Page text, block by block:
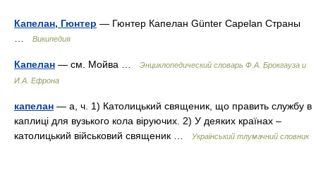
Капелан, Гюнтер — Гюнтер Капелан Günter Capelan Страны
Википедия
Капелан — см. Мойва …
Энциклопедический словарь Ф.А. Брокгауза и
И.А. Ефрона
капелан — а, ч. 1) Католицький священик, що править службу в
каплиці для вузького кола віруючих. 2) У деяких країнах –
католицький військовий священик …
Український тлумачний словник